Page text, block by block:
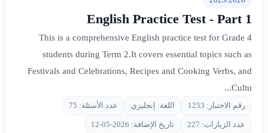
English Practice Test - Part 1
This is a comprehensive English practice test for Grade 4
students during Term 2.It covers essential topics such as
Festivals and Celebrations, Recipes and Cooking Verbs, and
Cultu...
رقم الاختبار: 1253 اللغة: إنجليزي عدد الأسئلة: 75
عدد الزيارات: 227 تاريخ الإضافة: 2026-05-12